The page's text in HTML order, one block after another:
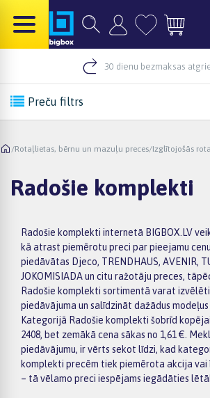
30 dienu bezmaksas
Preču filtrs
/Rotaļlietas, bērnu un mazuļu preces/Izglītojošās
Radošie komplekti
Radošie komplekti internetā BIGBOX.LV
kā atrast piemērotu preci par pieejamu
piedāvātas Djeco, TRENDHAUS, AVENIR,
JOKOMISIADA un citu ražotāju preces,
Radošie komplekti sortimentā varat
piedāvājuma un salīdzināt dažādus modeļus
Kategorijā Radošie komplekti šobrīd
2408, bet zemākā cena sākas no 1,61 €.
piedāvājumu, ir vērts sekot līdzi, kad
komplekti precēm tiek piemērota akcija vai
– tā vēlamo preci iespējams iegādāties